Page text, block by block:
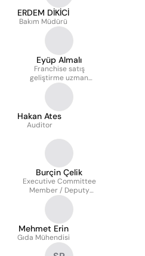
ERDEM DİKİCİ
Bakım Müdürü
Eyüp Almalı
Franchise satış
geliştirme uzman
yardımcısı
Hakan Ates
Auditor
Burçin Çelik
Executive Committee
Member / Deputy
General Manager -
Supply Chain, CRM,
Marketing, E-Commerce
Mehmet Erin
Gıda Mühendisi